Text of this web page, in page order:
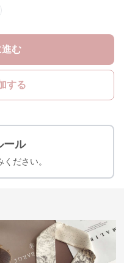
進む
する
ール
ださい。